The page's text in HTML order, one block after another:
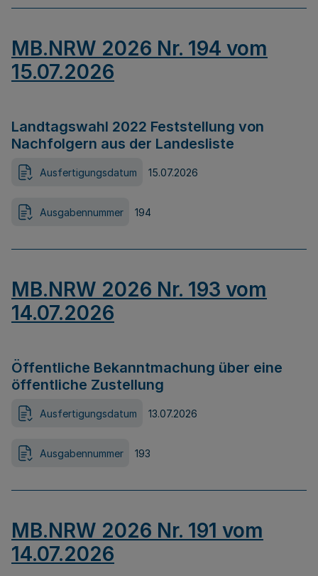
MB.NRW 2026 Nr. 194 vom
15.07.2026
Landtagswahl 2022 Feststellung von
Nachfolgern aus der Landesliste
Ausfertigungsdatum 15.07.2026
Ausgabennummer 194
MB.NRW 2026 Nr. 193 vom
14.07.2026
Öffentliche Bekanntmachung über eine
öffentliche Zustellung
Ausfertigungsdatum 13.07.2026
Ausgabennummer 193
MB.NRW 2026 Nr. 191 vom
14.07.2026